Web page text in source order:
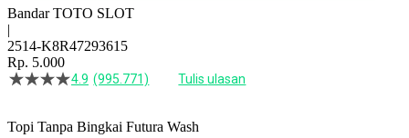
Bandar TOTO SLOT
|
2514-K8R47293615
Rp. 5.000
4.5
bintang,
4.9 (995.771) Tulis ulasan
Topi Tanpa Bingkai Futura Wash